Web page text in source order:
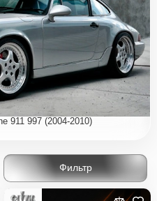
911 997 (2004-2010)
Фильтр